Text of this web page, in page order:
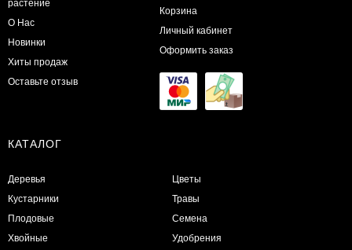
растение
О Нас
Новинки
Хиты продаж
Оставьте отзыв
Корзина
Личный кабинет
Оформить заказ
КАТАЛОГ
Деревья
Кустарники
Плодовые
Хвойные
Цветы
Травы
Семена
Удобрения